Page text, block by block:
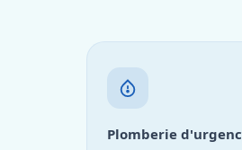
Plomberie